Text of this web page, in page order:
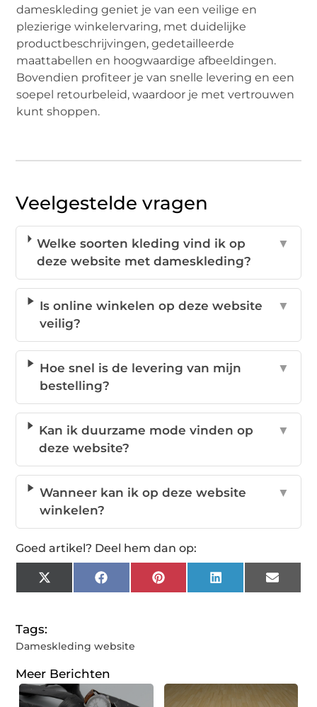
dameskleding geniet je van een veilige en
plezierige winkelervaring, met duidelijke
productbeschrijvingen, gedetailleerde
maattabellen en hoogwaardige afbeeldingen.
Bovendien profiteer je van snelle levering en een
soepel retourbeleid, waardoor je met vertrouwen
kunt shoppen.
Veelgestelde vragen
Welke soorten kleding vind ik op
deze website met dameskleding?
▼
Is online winkelen op deze website
veilig?
▼
Hoe snel is de levering van mijn
bestelling?
▼
Kan ik duurzame mode vinden op
deze website?
▼
Wanneer kan ik op deze website
winkelen?
▼
Goed artikel? Deel hem dan op:
X
(Twitter)
FacebookPinterestLinkedInEmail
Tags:
Dameskleding website
Meer Berichten